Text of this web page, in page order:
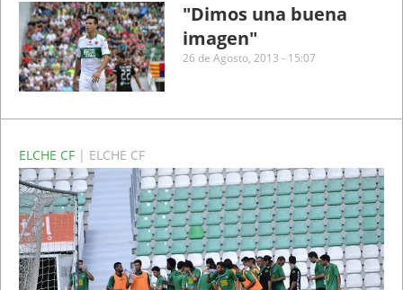
"Dimos una buena
imagen"
26 de Agosto, 2013 - 15:07
ELCHE CF | ELCHE CF